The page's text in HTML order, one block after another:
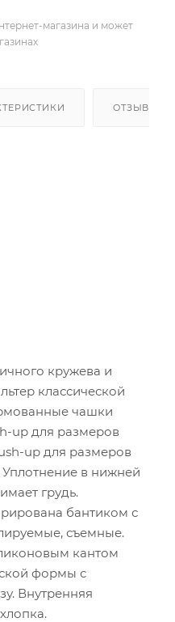
магазина и может
ОТЗЫВЫ
кружева и
классической
чашки
up для размеров
up для размеров
Уплотнение в нижней
грудь.
бантиком с
съемные.
кантом
формы с
Внутренняя